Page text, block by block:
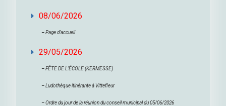
08/06/2026
–Page d’accueil
29/05/2026
–FÊTE DE L’ÉCOLE (KERMESSE)
–Ludothèque itinérante à Vittefleur
–Ordre du jour de la réunion du conseil municipal du 05/06/2026